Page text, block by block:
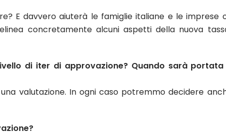
E davvero aiuterà le famiglie italiane e le imprese
concretamente alcuni aspetti della nuova
di iter di approvazione? Quando sarà
valutazione. In ogni caso potremmo decidere